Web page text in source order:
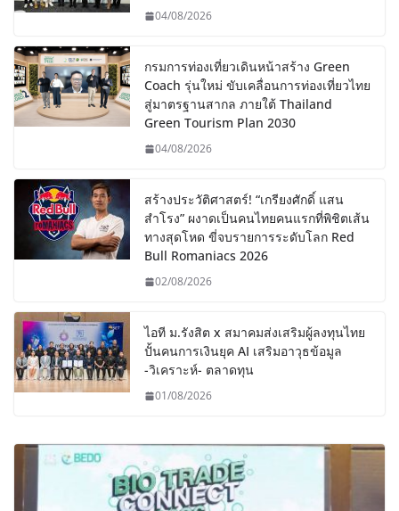
04/08/2026
กรมการท่องเที่ยวเดินหน้าสร้าง Green
Coach รุ่นใหม่ ขับเคลื่อนการท่องเที่ยวไทย
สู่มาตรฐานสากล ภายใต้ Thailand
Green Tourism Plan 2030
04/08/2026
สร้างประวัติศาสตร์! “เกรียงศักดิ์ แสน
สำโรง” ผงาดเป็นคนไทยคนแรกที่พิชิตเส้น
ทางสุดโหด ขี่จบรายการระดับโลก Red
Bull Romaniacs 2026
02/08/2026
ไอที ม.รังสิต x สมาคมส่งเสริมผู้ลงทุนไทย
ปั้นคนการเงินยุค AI เสริมอาวุธข้อมูล
-วิเคราะห์- ตลาดทุน
01/08/2026